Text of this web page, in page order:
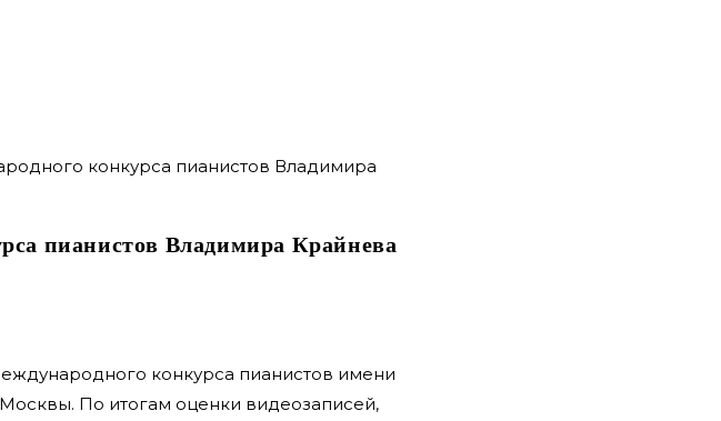
пианистов Владимира Крайнева
конкурса пианистов имени
По итогам оценки видеозаписей,